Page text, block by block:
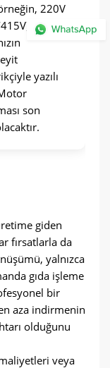
220V
yazılı
son
giden
fırsatlarla da
yalnızca
gıda işleme
bir
aza indirmenin
olduğunu
veya